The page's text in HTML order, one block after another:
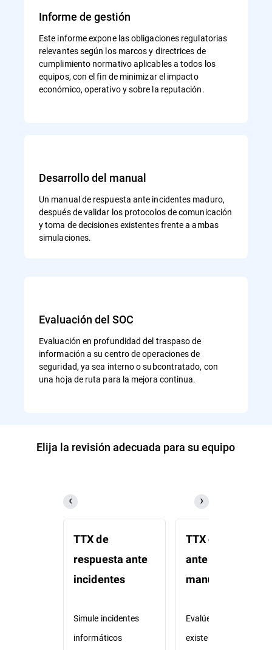
Informe de gestión
Este informe expone las obligaciones regulatorias
relevantes según los marcos y directrices de
cumplimiento normativo aplicables a todos los
equipos, con el fin de minimizar el impacto
económico, operativo y sobre la reputación.
Desarrollo del manual
Un manual de respuesta ante incidentes maduro,
después de validar los protocolos de comunicación
y toma de decisiones existentes frente a ambas
simulaciones.
Evaluación del SOC
Evaluación en profundidad del traspaso de
información a su centro de operaciones de
seguridad, ya sea interno o subcontratado, con
una hoja de ruta para la mejora continua.
Elija la revisión adecuada para su equipo
TTX de
respuesta ante
incidentes
Simule incidentes
informáticos
TTX de
ante incidentes +
manuales
Evalúe los manuales
existentes de